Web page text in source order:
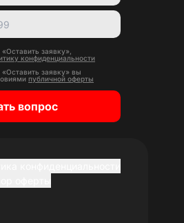
заявку»,
конфиденциальности
заявку» вы
публичной оферты
вопрос